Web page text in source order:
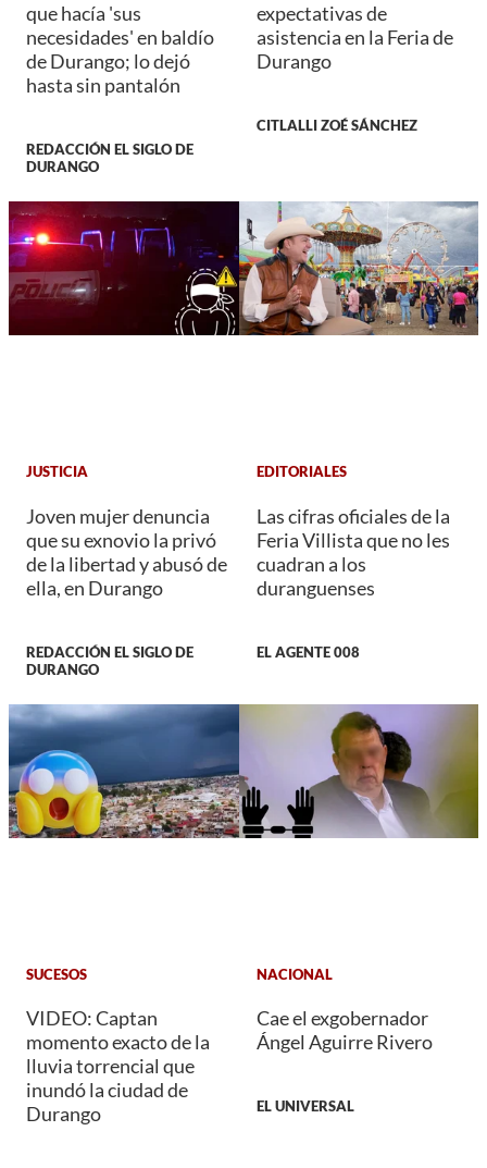
que hacía 'sus
necesidades' en baldío
de Durango; lo dejó
hasta sin pantalón
REDACCIÓN EL SIGLO DE
DURANGO
expectativas de
asistencia en la Feria de
Durango
CITLALLI ZOÉ SÁNCHEZ
JUSTICIA
Joven mujer denuncia
que su exnovio la privó
de la libertad y abusó de
ella, en Durango
REDACCIÓN EL SIGLO DE
DURANGO
EDITORIALES
Las cifras oficiales de la
Feria Villista que no les
cuadran a los
duranguenses
EL AGENTE 008
SUCESOS
VIDEO: Captan
momento exacto de la
lluvia torrencial que
inundó la ciudad de
Durango
NACIONAL
Cae el exgobernador
Ángel Aguirre Rivero
EL UNIVERSAL